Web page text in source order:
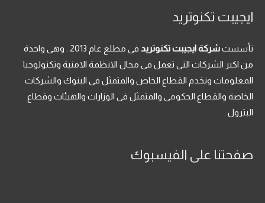
ايجيبت تكنوتريد
تأسستشركة ايجيبت تكنوتريد
فى مطلع عام 2013 . وهى واحدة
من اكبر الشركات التى تعمل فى مجال الانظمة الامنية وتكنولوجيا
المعلومات وتخدم القطاع الخاص والمتمثل فى البنوك والشركات
الخاصة والقطاع الحكومى والمتمثل فى الوزارات والهيئات وقطاع
البترول .
صفحتنا على الفيسبوك